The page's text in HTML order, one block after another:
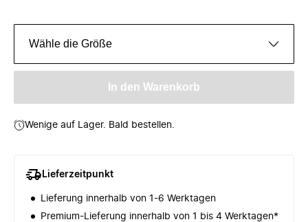
Wähle die Größe
In den Warenkorb
Wenige auf Lager. Bald bestellen.
Lieferzeitpunkt
Lieferung innerhalb von 1-6 Werktagen
Premium-Lieferung innerhalb von 1 bis 4 Werktagen*